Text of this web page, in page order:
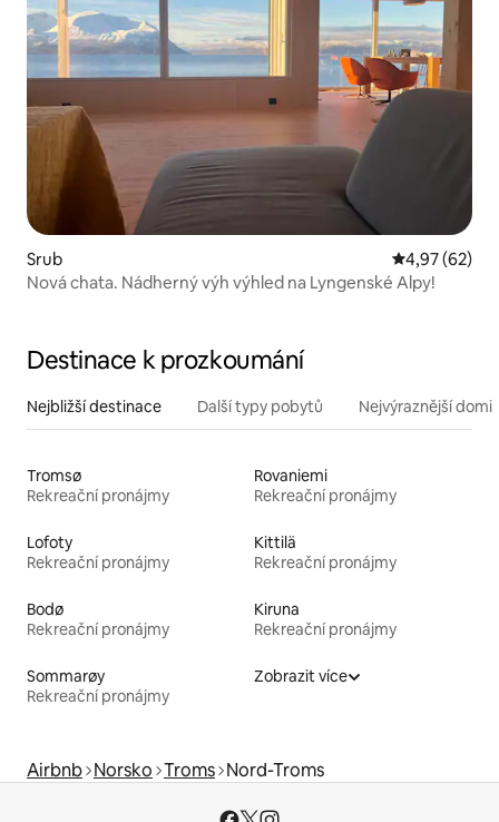
Srub Průměrné
4,97 (62)
Nová chata. Nádherný výh výhled na Lyngenské Alpy!
Destinace k prozkoumání
Nejbližší destinace Další typy pobytů Nejvýraznější
Tromsø
Rekreační pronájmy
Rovaniemi
Rekreační pronájmy
Lofoty
Rekreační pronájmy
Kittilä
Rekreační pronájmy
Bodø
Rekreační pronájmy
Kiruna
Rekreační pronájmy
Sommarøy
Rekreační pronájmy
Zobrazit více
Airbnb Norsko Troms Nord-Troms